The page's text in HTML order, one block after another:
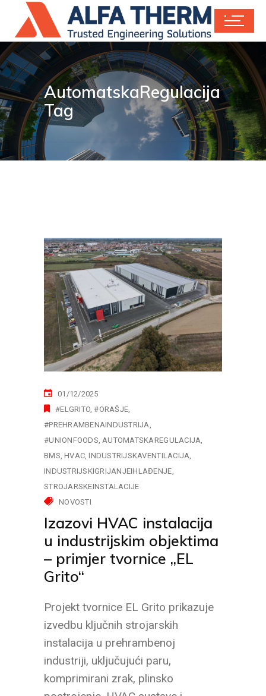
AutomatskaRegulacija
Tag
01/12/2025
#ELGRITO #ORAŠJE
#PREHRAMBENAINDUSTRIJA
#UNIONFOODS AUTOMATSKAREGULACIJA
BMS HVAC INDUSTRIJSKAVENTILACIJA
INDUSTRIJSKIGRIJANJEIHLAĐENJE
STROJARSKEINSTALACIJE
NOVOSTI
Izazovi HVAC instalacija
u industrijskim objektima
– primjer tvornice „EL
Grito“
Projekt tvornice EL Grito prikazuje
izvedbu ključnih strojarskih
instalacija u prehrambenoj
industriji, uključujući paru,
komprimirani zrak, plinsko